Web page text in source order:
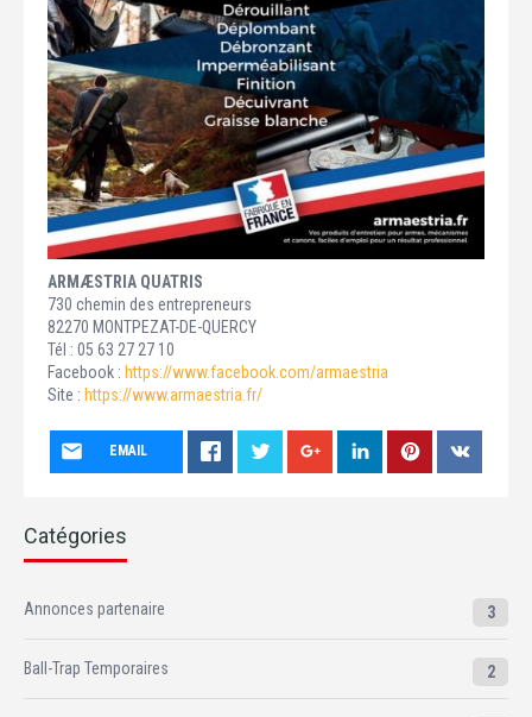
ARMÆSTRIA QUATRIS
730 chemin des entrepreneurs
82270 MONTPEZAT-DE-QUERCY
Tél : 05 63 27 27 10
Facebook : https://www.facebook.com/armaestria
Site : https://www.armaestria.fr/
EMAIL
Catégories
Annonces partenaire 3
Ball-Trap Temporaires 2